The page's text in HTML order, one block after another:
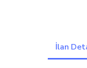
İlan